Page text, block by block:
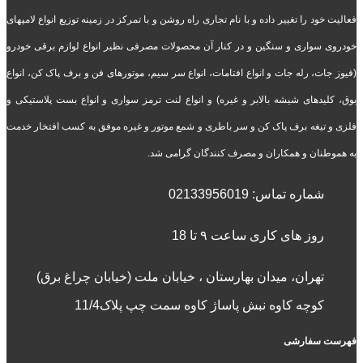
فعالیت خود را تغییر داده و با نام تجاری راه روشن و با تمرکز در زمینه توزیع انواع لامپهای
خودروی سواری و سنگین و در کنار آن محصولات مصرفی نظیر انواع لوازم برقی خودرو
(فیوز جات، رله جات و انواع افتامات، انواع سر سیم، موتورهای فن و برف پاک کن، انواع
بوق، کلیدهای شیشه بالابر و غیره) و انواع لنت ترمز سواری و انواع بست پلاستیکی و
فلزی و تیغه برف پاک کن و سر باطری و شمع موتور و غیره موفق به کسب افتخار خدمت
به هموطنان و همکاران و مصرف کنندگان گرامی شد.
شماره تماس: 02133956019
روز های کاری ساعت ۹ تا 18
تهران، میدان بهارستان ، خیابان ملت (خیابان چراغ برق)
کوچه کاوه نبش پاساژ کاوه سمت چپ پلاک11/4
فهرست سفارشی